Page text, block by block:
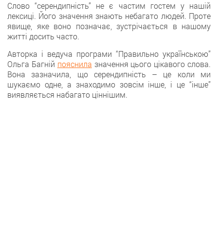
Слово “серендипність” не є частим гостем у нашій
лексиці. Його значення знають небагато людей. Проте
явище, яке воно позначає, зустрічається в нашому
житті досить часто.
Авторка і ведуча програми “Правильно українською”
Ольга Багній пояснила значення цього цікавого слова.
Вона зазначила, що серендипність – це коли ми
шукаємо одне, а знаходимо зовсім інше, і це “інше”
виявляється набагато ціннішим.